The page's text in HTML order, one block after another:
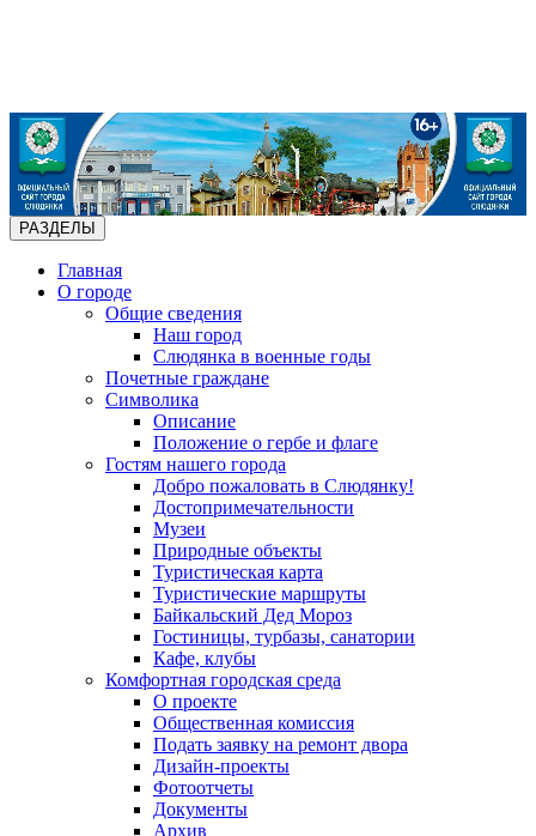
РАЗДЕЛЫ
Главная
О городе
Общие сведения
Наш город
Слюдянка в военные годы
Почетные граждане
Символика
Описание
Положение о гербе и флаге
Гостям нашего города
Добро пожаловать в Слюдянку!
Достопримечательности
Музеи
Природные объекты
Туристическая карта
Туристические маршруты
Байкальский Дед Мороз
Гостиницы, турбазы, санатории
Кафе, клубы
Комфортная городская среда
О проекте
Общественная комиссия
Подать заявку на ремонт двора
Дизайн-проекты
Фотоотчеты
Документы
Архив